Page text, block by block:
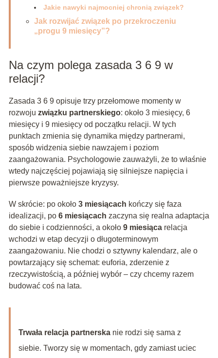
Jakie nawyki najmocniej chronią związek?
Jak rozwijać związek po przekroczeniu
„progu 9 miesięcy”?
Na czym polega zasada 3 6 9 w
relacji?
Zasada 3 6 9 opisuje trzy przełomowe momenty w
rozwoju związku partnerskiego: około 3 miesięcy, 6
miesięcy i 9 miesięcy od początku relacji. W tych
punktach zmienia się dynamika między partnerami,
sposób widzenia siebie nawzajem i poziom
zaangażowania. Psychologowie zauważyli, że to właśnie
wtedy najczęściej pojawiają się silniejsze napięcia i
pierwsze poważniejsze kryzysy.
W skrócie: po około 3 miesiącach kończy się faza
idealizacji, po 6 miesiącach zaczyna się realna adaptacja
do siebie i codzienności, a około 9 miesiącarelacja
wchodzi w etap decyzji o długoterminowym
zaangażowaniu. Nie chodzi o sztywny kalendarz, ale o
powtarzający się schemat: euforia, zderzenie z
rzeczywistością, a później wybór – czy chcemy razem
budować coś na lata.
Trwała relacja partnerskanie rodzi się sama z
siebie. Tworzy się w momentach, gdy zamiast uciec